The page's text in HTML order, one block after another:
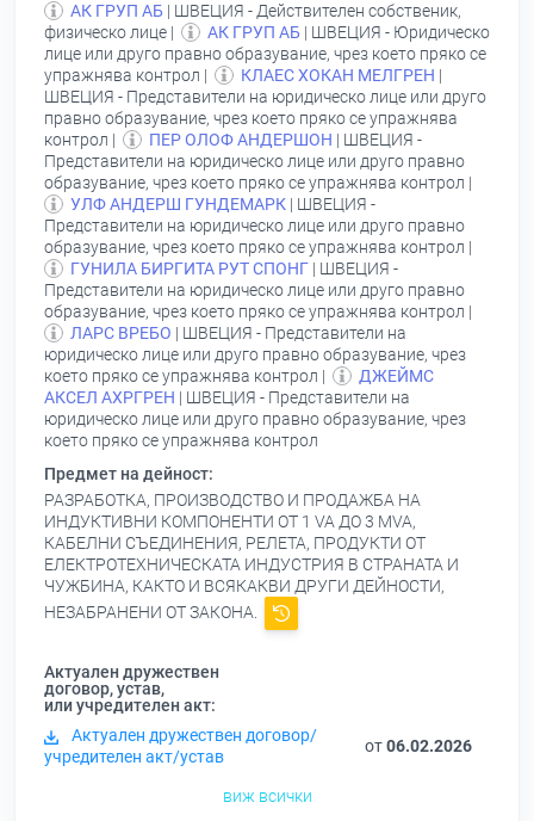
АК ГРУП АБ | ШВЕЦИЯ - Действителен собственик,
физическо лице |
АК ГРУП АБ | ШВЕЦИЯ - Юридическо
лице или друго правно образувание, чрез което пряко се
упражнява контрол |
КЛАЕС ХОКАН МЕЛГРЕН |
ШВЕЦИЯ - Представители на юридическо лице или друго
правно образувание, чрез което пряко се упражнява
контрол |
ПЕР ОЛОФ АНДЕРШОН | ШВЕЦИЯ -
Представители на юридическо лице или друго правно
образувание, чрез което пряко се упражнява контрол |
УЛФ АНДЕРШ ГУНДЕМАРК | ШВЕЦИЯ -
Представители на юридическо лице или друго правно
образувание, чрез което пряко се упражнява контрол |
ГУНИЛА БИРГИТА РУТ СПОНГ | ШВЕЦИЯ -
Представители на юридическо лице или друго правно
образувание, чрез което пряко се упражнява контрол |
ЛАРС ВРЕБО | ШВЕЦИЯ - Представители на
юридическо лице или друго правно образувание, чрез
което пряко се упражнява контрол |
ДЖЕЙМС
АКСЕЛ АХРГРЕН | ШВЕЦИЯ - Представители на
юридическо лице или друго правно образувание, чрез
което пряко се упражнява контрол
Предмет на дейност:
РАЗРАБОТКА, ПРОИЗВОДСТВО И ПРОДАЖБА НА
ИНДУКТИВНИ КОМПОНЕНТИ ОТ 1 VA ДО 3 MVA,
КАБЕЛНИ СЪЕДИНЕНИЯ, РЕЛЕТА, ПРОДУКТИ ОТ
ЕЛЕКТРОТЕХНИЧЕСКАТА ИНДУСТРИЯ В СТРАНАТА И
ЧУЖБИНА, КАКТО И ВСЯКАКВИ ДРУГИ ДЕЙНОСТИ,
НЕЗАБРАНЕНИ ОТ ЗАКОНА.
Актуален дружествен
договор, устав,
или учредителен акт:
Актуален дружествен договор/
учредителен акт/устав
от06.02.2026
виж всички